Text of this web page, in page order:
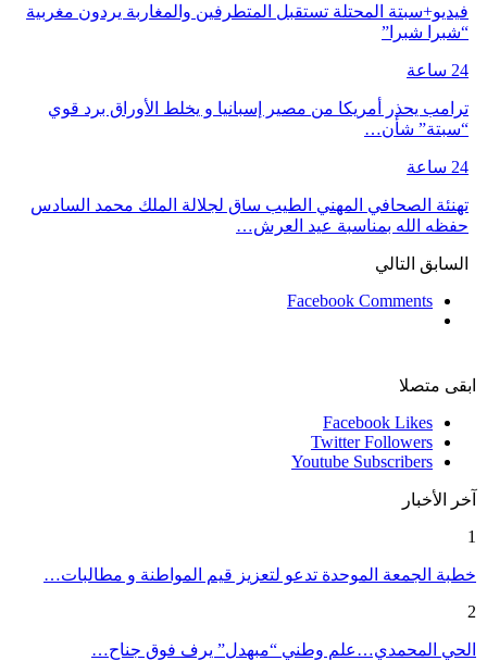
فيديو+سبتة المحتلة تستقبل المتطرفين والمغاربة يردون مغربية
“شبرا شبرا”
24 ساعة
ترامب يحذر أمريكا من مصير إسبانيا و يخلط الأوراق برد قوي
“سبتة” شأن…
24 ساعة
تهنئة الصحافي المهني الطيب ساق لجلالة الملك محمد السادس
حفظه الله بمناسبة عيد العرش…
السابق التالي
Facebook Comments
ابقى متصلا
Facebook Likes
Twitter Followers
Youtube Subscribers
آخر الأخبار
1
خطبة الجمعة الموحدة تدعو لتعزيز قيم المواطنة و مطالبات…
2
الحي المحمدي…علم وطني “مبهدل” يرف فوق جناح…